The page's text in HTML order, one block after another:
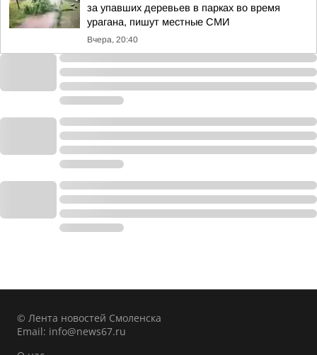
за упавших деревьев в парках во время
урагана, пишут местные СМИ
Вчера, 20:40
© Лента новостей Смоленска
Email: info@news67.ru